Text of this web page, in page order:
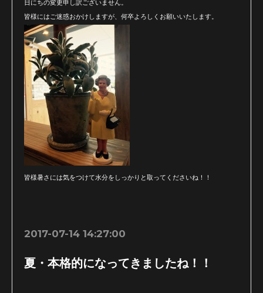
日にちの変更申し訳ございません。
皆様にはご迷惑おかけしますが、何卒よろしくお願いいたします。
皆様暑さには気をつけて水分をしっかりと取ってくださいね！！
2017-07-14 14:27:00
夏・本格的になってきましたね！！